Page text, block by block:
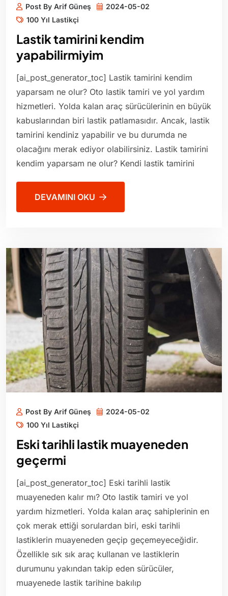
Post By Arif Güneş
2024-05-02
100 Yıl Lastikçi
Lastik tamirini kendim
yapabilirmiyim
[ai_post_generator_toc] Lastik tamirini kendim
yaparsam ne olur? Oto lastik tamiri ve yol yardım
hizmetleri. Yolda kalan araç sürücülerinin en büyük
kabuslarından biri lastik patlamasıdır. Ancak, lastik
tamirini kendiniz yapabilir ve bu durumda ne
olacağını merak ediyor olabilirsiniz. Lastik tamirini
kendim yaparsam ne olur? Kendi lastik tamirini
DEVAMINI OKU
Post By Arif Güneş
2024-05-02
100 Yıl Lastikçi
Eski tarihli lastik muayeneden
geçermi
[ai_post_generator_toc] Eski tarihli lastik
muayeneden kalır mı? Oto lastik tamiri ve yol
yardım hizmetleri. Yolda kalan araç sahiplerinin en
çok merak ettiği sorulardan biri, eski tarihli
lastiklerin muayeneden geçip geçemeyeceğidir.
Özellikle sık sık araç kullanan ve lastiklerin
durumunu yakından takip eden sürücüler,
muayenede lastik tarihine bakılıp